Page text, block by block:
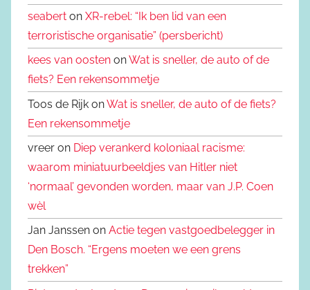
seabert on XR-rebel: “Ik ben lid van een
terroristische organisatie” (persbericht)
kees van oosten onWat is sneller, de auto of de
fiets? Een rekensommetje
Toos de Rijk onWat is sneller, de auto of de fiets?
Een rekensommetje
vreer on Diep verankerd koloniaal racisme:
waarom miniatuurbeeldjes van Hitler niet
‘normaal’ gevonden worden, maar van J.P. Coen
wèl
Jan Janssen on Actie tegen vastgoedbelegger in
Den Bosch. “Ergens moeten we een grens
trekken”